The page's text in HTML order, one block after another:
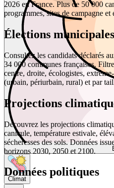
Climat
2026 en France. Plus de 50 000
programmes, sites de campagne
Élections
Consultez les candidats déclarés
34 000 communes françaises.
centre, droite, écologistes,
(urbain, périurbain, rural) et par
Projections
Découvrez les projections
canicule, température estivale,
sécheresses des sols. Données
horizons 2030, 2050 et 2100.
Données politiques